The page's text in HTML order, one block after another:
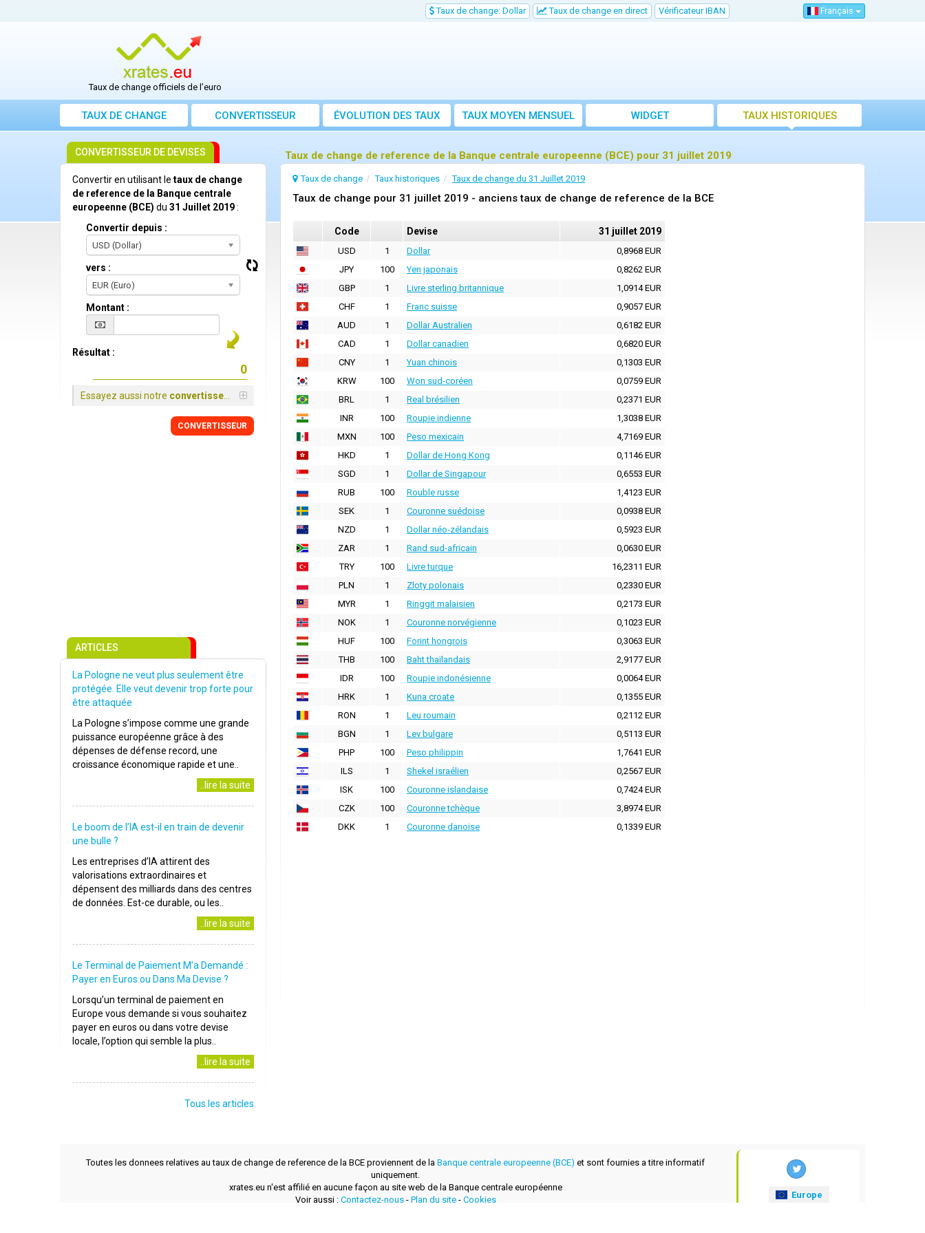
Taux de change: Dollar Taux de change en direct Vérificateur IBAN Français
Taux de change officiels de l’euro
TAUX DE CHANGE CONVERTISSEUR ÉVOLUTION DES TAUX TAUX MOYEN MENSUEL WIDGET TAUX HISTORIQUES
Taux de change de reference de la Banque centrale europeenne (BCE) pour 31 juillet 2019
Taux de change Taux historiques Taux de change du 31 Juillet 2019
Taux de change pour 31 juillet 2019 - anciens taux de change de reference de la BCE
Code Devise 31 juillet 2019
USD 1 Dollar
0,8968 EUR
JPY
100 Yen japonais
0,8262 EUR
GBP
1 Livre sterling britannique
1,0914 EUR
CHF
1 Franc suisse
0,9057 EUR
AUD
1 Dollar Australien
0,6182 EUR
CAD
1 Dollar canadien
0,6820 EUR
CNY
1 Yuan chinois
0,1303 EUR
KRW
100 Won sud-coréen
0,0759 EUR
BRL
1 Real brésilien
0,2371 EUR
INR
100 Roupie indienne
1,3038 EUR
MXN
100 Peso mexicain
4,7169 EUR
HKD
1 Dollar de Hong Kong
0,1146 EUR
SGD
1 Dollar de Singapour
0,6553 EUR
RUB
100 Rouble russe
1,4123 EUR
SEK
1 Couronne suédoise
0,0938 EUR
NZD
1 Dollar néo-zélandais
0,5923 EUR
ZAR
1 Rand sud-africain
0,0630 EUR
TRY
100 Livre turque
16,2311 EUR
PLN
1 Zloty polonais
0,2330 EUR
MYR
1 Ringgit malaisien
0,2173 EUR
NOK
1 Couronne norvégienne
0,1023 EUR
HUF
100 Forint hongrois
0,3063 EUR
THB
100 Baht thaïlandais
2,9177 EUR
IDR
100 Roupie indonésienne
0,0064 EUR
HRK
1 Kuna croate
0,1355 EUR
RON
1 Leu roumain
0,2112 EUR
BGN
1 Lev bulgare
0,5113 EUR
PHP
100 Peso philippin
1,7641 EUR
ILS
1 Shekel israélien
0,2567 EUR
ISK
100 Couronne islandaise
0,7424 EUR
CZK
100 Couronne tchèque
3,8974 EUR
DKK
1 Couronne danoise 0,1339 EUR
CONVERTISSEUR DE DEVISES
Convertir en utilisant le taux de change
de reference de la Banque centrale
europeenne (BCE) du 31 Juillet 2019:
Convertir depuis :
USD (Dollar)
vers :
EUR (Euro)
Montant :
Résultat :
Essayez aussi notre convertisseur
CONVERTISSEUR
ARTICLES
La Pologne ne veut plus seulement être
protégée. Elle veut devenir trop forte pour
être attaquée
La Pologne s’impose comme une grande
puissance européenne grâce à des
dépenses de défense record, une
croissance économique rapide et une..
..lire la suite
Le boom de l’IA est-il en train de devenir
une bulle ?
Les entreprises d’IA attirent des
valorisations extraordinaires et
dépensent des milliards dans des centres
de données. Est-ce durable, ou les..
..lire la suite
Le Terminal de Paiement M’a Demandé :
Payer en Euros ou Dans Ma Devise ?
Lorsqu’un terminal de paiement en
Europe vous demande si vous souhaitez
payer en euros ou dans votre devise
locale, l’option qui semble la plus..
..lire la suite
Tous les articles
Toutes les donnees relatives au taux de change de reference de la BCE proviennent de la Banque centrale europeenne (BCE) et sont fournies a titre informatif
uniquement.
xrates.eu n'est affilié en aucune façon au site web de la Banque centrale européenne
Voir aussi : Contactez-nous- Plan du site- Cookies
Europe